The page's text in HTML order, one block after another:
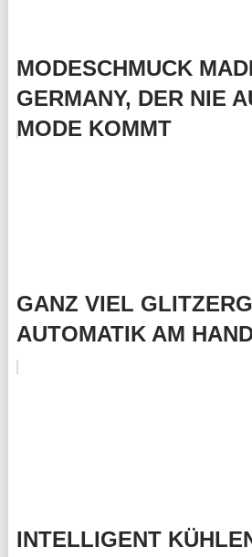
MODESCHMUCK
GERMANY, DER NIE
MODE KOMMT
GANZ VIEL
AUTOMATIK AM
INTELLIGENT